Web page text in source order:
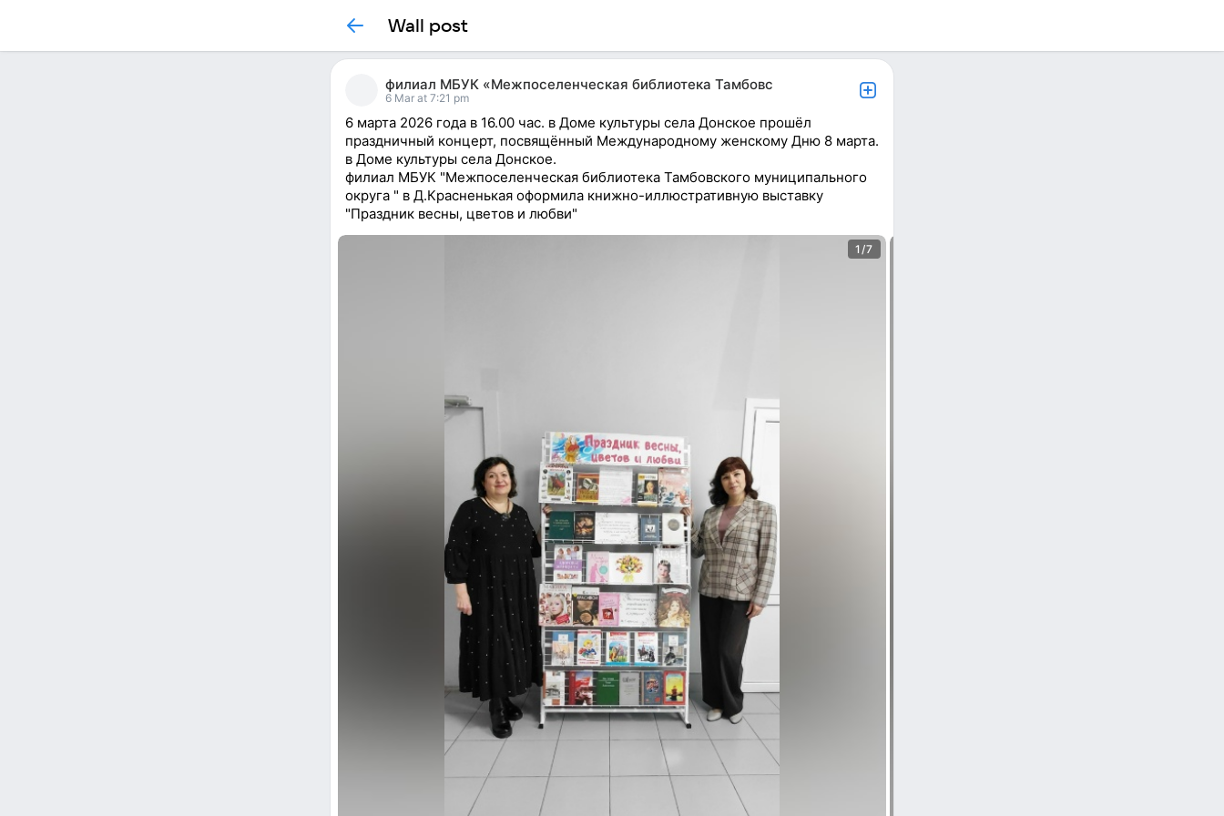
Wall post
филиал МБУК «Межпоселенческая библиотека Тамбовс
6 Mar at 7:21 pm
6 марта 2026 года в 16.00 час. в Доме культуры села Донское прошёл
праздничный концерт, посвящённый Международному женскому Дню 8 марта.
в Доме культуры села Донское.
филиал МБУК "Межпоселенческая библиотека Тамбовского муниципального
округа " в Д.Красненькая оформила книжно-иллюстративную выставку
"Праздник весны, цветов и любви"
1/7